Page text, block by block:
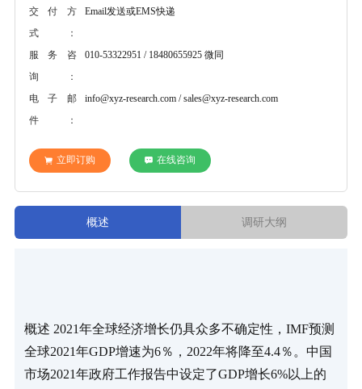
交付方
式：
Email发送或EMS快递
服务咨
询：
010-53322951 / 18480655925 微同
电子邮
件：
info@xyz-research.com / sales@xyz-research.com
立即订购 在线咨询
概述 调研大纲
概述 2021年全球经济增长仍具众多不确定性，IMF预测
全球2021年GDP增速为6％，2022年将降至4.4％。中国
市场2021年政府工作报告中设定了GDP增长6%以上的